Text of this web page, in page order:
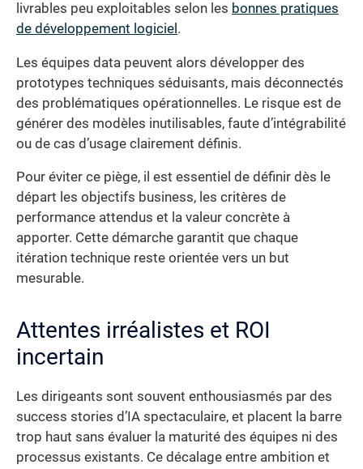
livrables peu exploitables selon les bonnes pratiques
de développement logiciel .
Les équipes data peuvent alors développer des
prototypes techniques séduisants, mais déconnectés
des problématiques opérationnelles. Le risque est de
générer des modèles inutilisables, faute d’intégrabilité
ou de cas d’usage clairement définis.
Pour éviter ce piège, il est essentiel de définir dès le
départ les objectifs business, les critères de
performance attendus et la valeur concrète à
apporter. Cette démarche garantit que chaque
itération technique reste orientée vers un but
mesurable.
Attentes irréalistes et ROI
incertain
Les dirigeants sont souvent enthousiasmés par des
success stories d’IA spectaculaire, et placent la barre
trop haut sans évaluer la maturité des équipes ni des
processus existants. Ce décalage entre ambition et